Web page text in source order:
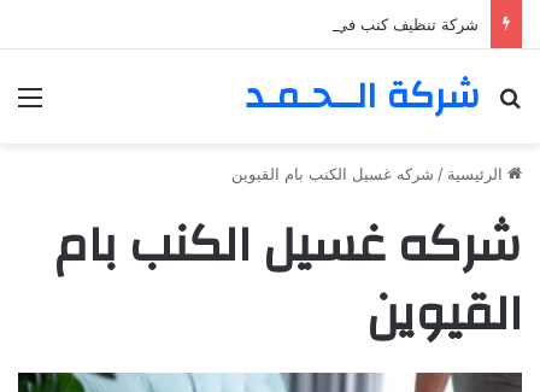
شركة تنظيف كنب في المزهر – دبي 0555980700 – خصم30%
شركة الــحـمـد
بحث عن
الرئيسية / شركه غسيل الكنب بام القيوين
شركه غسيل الكنب بام
القيوين